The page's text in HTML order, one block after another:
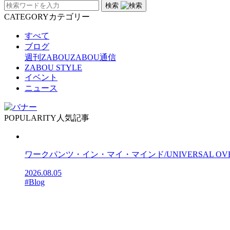
検索
CATEGORYカテゴリー
すべて
ブログ
週刊ZABOUZABOU通信
ZABOU STYLE
イベント
ニュース
POPULARITY 人気記事
ワークパンツ・イン・マイ・マインド/UNIVERSAL
2026.08.05
#Blog